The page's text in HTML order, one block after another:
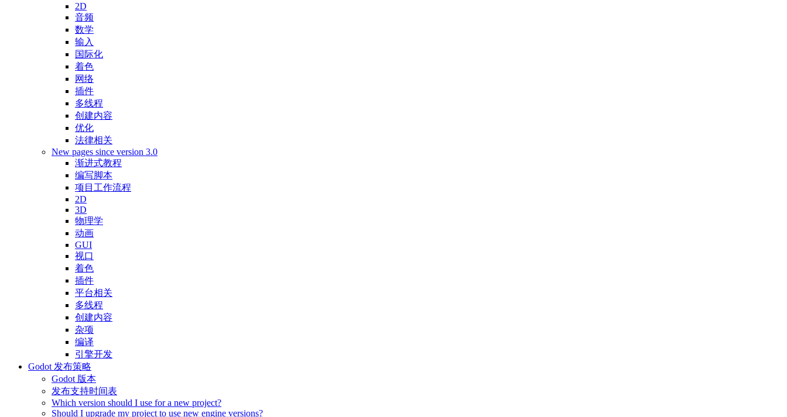
2D
音频
数学
输入
国际化
着色
网络
插件
多线程
创建内容
优化
法律相关
New pages since version 3.0
渐进式教程
编写脚本
项目工作流程
2D
3D
物理学
动画
GUI
视口
着色
插件
平台相关
多线程
创建内容
杂项
编译
引擎开发
Godot 发布策略
Godot 版本
发布支持时间表
Which version should I use for a new project?
Should I upgrade my project to use new engine versions?